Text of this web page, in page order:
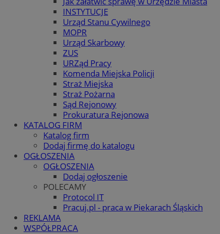
INSTYTUCJE
Urząd Stanu Cywilnego
MOPR
Urząd Skarbowy
ZUS
URZąd Pracy
Komenda Miejska Policji
Straż Miejska
Straż Pożarna
Sąd Rejonowy
Prokuratura Rejonowa
KATALOG FIRM
Katalog firm
Dodaj firmę do katalogu
OGŁOSZENIA
OGŁOSZENIA
Dodaj ogłoszenie
POLECAMY
Protocol IT
Pracuj.pl - praca w Piekarach Śląskich
REKLAMA
WSPÓŁPRACA